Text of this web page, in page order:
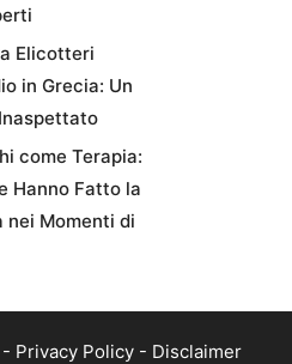
Elicotteri
in Grecia: Un
come Terapia:
Hanno Fatto la
nei Momenti di
- Privacy Policy - Disclaimer